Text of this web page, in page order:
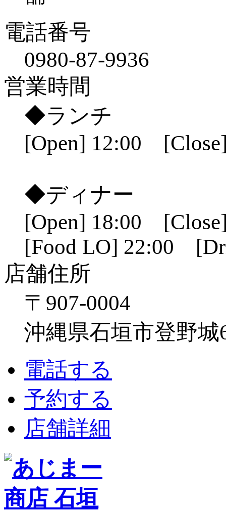
電話番号
0980-87-9936
営業時間
◆ランチ
[Open] 12:00
◆ディナー
[Open] 18:00
[Food LO] 22:00
店舗住所
〒907-0004
沖縄県石垣市登野城
電話する
予約する
店舗詳細